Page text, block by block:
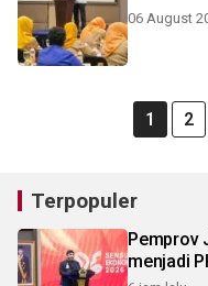
06 August
1 2
Terpopuler
Pemprov
menjadi